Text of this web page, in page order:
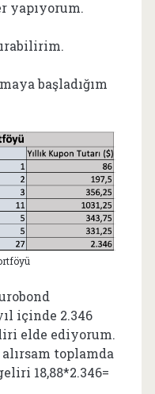
yapıyorum.
başladığım
içinde 2.346
elde ediyorum.
toplamda
18,88*2.346=